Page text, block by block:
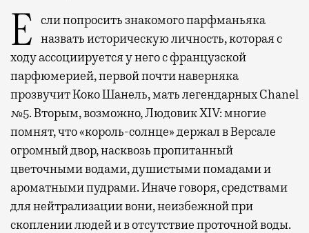
Если попросить знакомого парфманьяка назвать историческую личность, которая с
ходу ассоциируется у него с французской
парфюмерией, первой почти наверняка
прозвучит Коко Шанель, мать легендарных Chanel
№5. Вторым, возможно, Людовик XIV: многие
помнят, что «король-солнце» держал в Версале
огромный двор, насквозь пропитанный
цветочными водами, душистыми помадами и
ароматными пудрами. Иначе говоря, средствами
для нейтрализации вони, неизбежной при
скоплении людей и в отсутствие проточной воды.